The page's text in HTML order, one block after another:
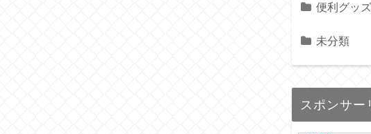
便利グッズ
未分類
スポンサー